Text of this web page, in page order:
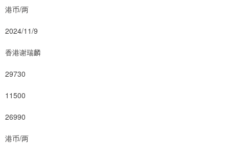
港币/两
2024/11/9
香港谢瑞麟
29730
11500
26990
港币/两